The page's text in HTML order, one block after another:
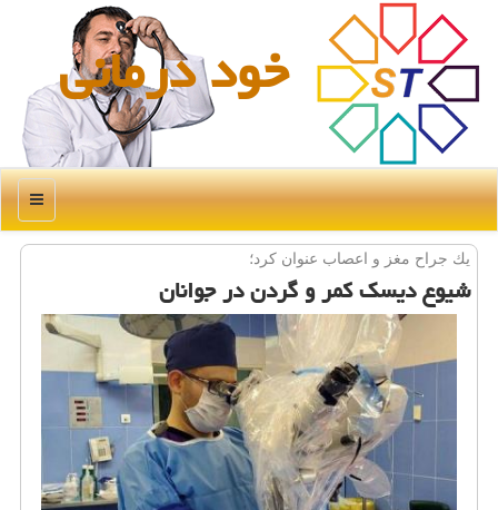
خود درمانی
منو
یك جراح مغز و اعصاب عنوان كرد؛
شیوع دیسك كمر و گردن در جوانان